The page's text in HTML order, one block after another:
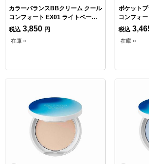
カラーバランスBBクリーム クール
コンフォート EX01 ライトベージ
ュ【数量限定】
税込 3,850 円
在庫 ○
ポケット
コンフォー
税込
在庫 ○